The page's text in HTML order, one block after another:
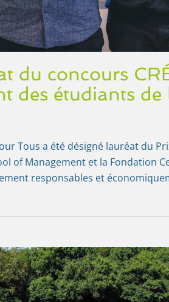
du concours
des étudiants de
Tous a été désigné lauréat du
of Management et la Fondation
responsables et